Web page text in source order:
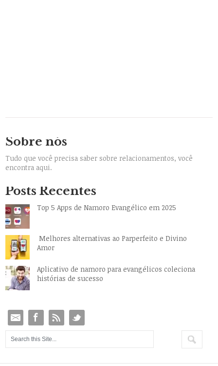
Sobre nós
Tudo que você precisa saber sobre relacionamentos, você
encontra aqui.
Posts Recentes
Top 5 Apps de Namoro Evangélico em 2025
Melhores alternativas ao Parperfeito e Divino
Amor
Aplicativo de namoro para evangélicos coleciona
histórias de sucesso